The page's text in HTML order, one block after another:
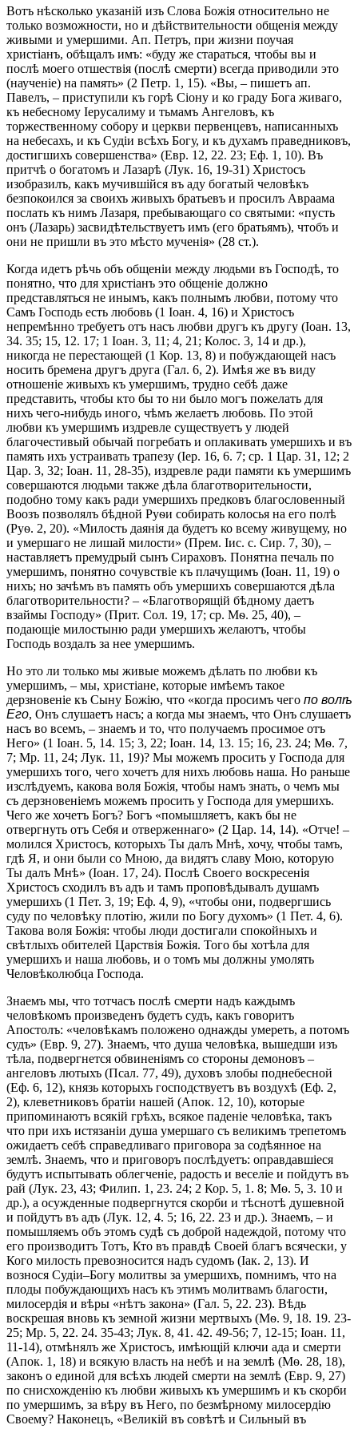
Вотъ нѣсколько указаній изъ Слова Божія относительно не
только возможности, но и дѣйствительности общенія между
живыми и умершими. Ап. Петръ, при жизни поучая
христіанъ, обѣщалъ имъ: «буду же стараться, чтобы вы и
послѣ моего отшествія (послѣ смерти) всегда приводили это
(наученіе) на память» (2 Петр. 1, 15). «Вы, – пишетъ ап.
Павелъ, – приступили къ горѣ Сіону и ко граду Бога живаго,
къ небесному Іерусалиму и тьмамъ Ангеловъ, къ
торжественному собору и церкви первенцевъ, написанныхъ
на небесахъ, и къ Судіи всѣхъ Богу, и къ духамъ праведниковъ,
достигшихъ совершенства» (Евр. 12, 22. 23; Еф. 1, 10). Въ
притчѣ о богатомъ и Лазарѣ (Лук. 16, 19-31) Христосъ
изобразилъ, какъ мучившійся въ аду богатый человѣкъ
безпокоился за своихъ живыхъ братьевъ и просилъ Авраама
послать къ нимъ Лазаря, пребывающаго со святыми: «пусть
онъ (Лазарь) засвидѣтельствуетъ имъ (его братьямъ), чтобъ и
они не пришли въ это мѣсто мученія» (28 ст.).
Когда идетъ рѣчь объ общеніи между людьми въ Господѣ, то
понятно, что для христіанъ это общеніе должно
представляться не инымъ, какъ полнымъ любви, потому что
Самъ Господь есть любовь (1 Іоан. 4, 16) и Христосъ
непремѣнно требуетъ отъ насъ любви другъ къ другу (Іоан. 13,
34. 35; 15, 12. 17; 1 Іоан. 3, 11; 4, 21; Колос. 3, 14 и др.),
никогда не перестающей (1 Кор. 13, 8) и побуждающей насъ
носить бремена другъ друга (Гал. 6, 2). Имѣя же въ виду
отношеніе живыхъ къ умершимъ, трудно себѣ даже
представить, чтобы кто бы то ни было могъ пожелать для
нихъ чего-нибудь иного, чѣмъ желаетъ любовь. По этой
любви къ умершимъ издревле существуетъ у людей
благочестивый обычай погребать и оплакивать умершихъ и въ
память ихъ устраивать трапезу (Іер. 16, 6. 7; ср. 1 Цар. 31, 12; 2
Цар. 3, 32; Іоан. 11, 28-35), издревле ради памяти къ умершимъ
совершаются людьми также дѣла благотворительности,
подобно тому какъ ради умершихъ предковъ благословенный
Воозъ позволялъ бѣдной Руѳи собирать колосья на его полѣ
(Руѳ. 2, 20). «Милость даянія да будетъ ко всему живущему, но
и умершаго не лишай милости» (Прем. Іис. с. Сир. 7, 30), –
наставляетъ премудрый сынъ Сираховъ. Понятна печаль по
умершимъ, понятно сочувствіе къ плачущимъ (Іоан. 11, 19) о
нихъ; но зачѣмъ въ память объ умершихъ совершаются дѣла
благотворительности? – «Благотворящій бѣдному даетъ
взаймы Господу» (Прит. Сол. 19, 17; ср. Мѳ. 25, 40), –
подающіе милостыню ради умершихъ желаютъ, чтобы
Господь воздалъ за нее умершимъ.
Но это ли только мы живые можемъ дѣлать по любви къ
умершимъ, – мы, христіане, которые имѣемъ такое
дерзновеніе къ Сыну Божію, что «когда просимъ чего по волѣ
Его, Онъ слушаетъ насъ; а когда мы знаемъ, что Онъ слушаетъ
насъ во всемъ, – знаемъ и то, что получаемъ просимое отъ
Него» (1 Іоан. 5, 14. 15; 3, 22; Іоан. 14, 13. 15; 16, 23. 24; Мѳ. 7,
7; Мр. 11, 24; Лук. 11, 19)? Мы можемъ просить у Господа для
умершихъ того, чего хочетъ для нихъ любовь наша. Но раньше
изслѣдуемъ, какова воля Божія, чтобы намъ знать, о чемъ мы
съ дерзновеніемъ можемъ просить у Господа для умершихъ.
Чего же хочетъ Богъ? Богъ «помышляетъ, какъ бы не
отвергнуть отъ Себя и отверженнаго» (2 Цар. 14, 14). «Отче! –
молился Христосъ, которыхъ Ты далъ Мнѣ, хочу, чтобы тамъ,
гдѣ Я, и они были со Мною, да видятъ славу Мою, которую
Ты далъ Мнѣ» (Іоан. 17, 24). Послѣ Своего воскресенія
Христосъ сходилъ въ адъ и тамъ проповѣдывалъ душамъ
умершихъ (1 Пет. 3, 19; Еф. 4, 9), «чтобы они, подвергшись
суду по человѣку плотію, жили по Богу духомъ» (1 Пет. 4, 6).
Такова воля Божія: чтобы люди достигали спокойныхъ и
свѣтлыхъ обителей Царствія Божія. Того бы хотѣла для
умершихъ и наша любовь, и о томъ мы должны умолять
Человѣколюбца Господа.
Знаемъ мы, что тотчасъ послѣ смерти надъ каждымъ
человѣкомъ произведенъ будетъ судъ, какъ говоритъ
Апостолъ: «человѣкамъ положено однажды умереть, а потомъ
судъ» (Евр. 9, 27). Знаемъ, что душа человѣка, вышедши изъ
тѣла, подвергнется обвиненіямъ со стороны демоновъ –
ангеловъ лютыхъ (Псал. 77, 49), духовъ злобы поднебесной
(Еф. 6, 12), князь которыхъ господствуетъ въ воздухѣ (Еф. 2,
2), клеветниковъ братіи нашей (Апок. 12, 10), которые
припоминаютъ всякій грѣхъ, всякое паденіе человѣка, такъ
что при ихъ истязаніи душа умершаго съ великимъ трепетомъ
ожидаетъ себѣ справедливаго приговора за содѣянное на
землѣ. Знаемъ, что и приговоръ послѣдуетъ: оправдавшіеся
будутъ испытывать облегченіе, радость и веселіе и пойдутъ въ
рай (Лук. 23, 43; Филип. 1, 23. 24; 2 Кор. 5, 1. 8; Mѳ. 5, 3. 10 и
др.), а осужденные подвергнутся скорби и тѣснотѣ душевной
и пойдутъ въ адъ (Лук. 12, 4. 5; 16, 22. 23 и др.). Знаемъ, – и
помышляемъ объ этомъ судѣ съ доброй надеждой, потому что
его производитъ Тотъ, Кто въ правдѣ Своей благъ всячески, у
Кого милость превозносится надъ судомъ (Іак. 2, 13). И
вознося Судіи–Богу молитвы за умершихъ, помнимъ, что на
плоды побуждающихъ насъ къ этимъ молитвамъ благости,
милосердія и вѣры «нѣтъ закона» (Гал. 5, 22. 23). Вѣдь
воскрешая вновь къ земной жизни мертвыхъ (Мѳ. 9, 18. 19. 23-
25; Мр. 5, 22. 24. 35-43; Лук. 8, 41. 42. 49-56; 7, 12-15; Іоан. 11,
11-14), отмѣнялъ же Христосъ, имѣющій ключи ада и смерти
(Апок. 1, 18) и всякую власть на небѣ и на землѣ (Мѳ. 28, 18),
законъ о единой для всѣхъ людей смерти на землѣ (Евр. 9, 27)
по снисхожденію къ любви живыхъ къ умершимъ и къ скорби
по умершимъ, за вѣру въ Него, по безмѣрному милосердію
Своему? Наконецъ, «Великій въ совѣтѣ и Сильный въ